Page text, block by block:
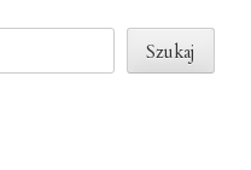
o
n
Szukaj